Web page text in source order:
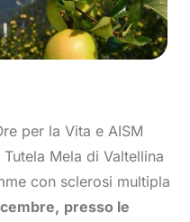
per la Vita e AISM
Mela di Valtellina
con sclerosi multipla
presso le